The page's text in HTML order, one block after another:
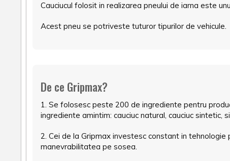
Cauciucul folosit in realizarea pneului de iarna este
Acest pneu se potriveste tuturor tipurilor de vehicule.
De ce Gripmax?
1. Se folosesc peste 200 de ingrediente pentru
ingrediente amintim: cauciuc natural, cauciuc sintetic,
2. Cei de la Gripmax investesc constant in
manevrabilitatea pe sosea.